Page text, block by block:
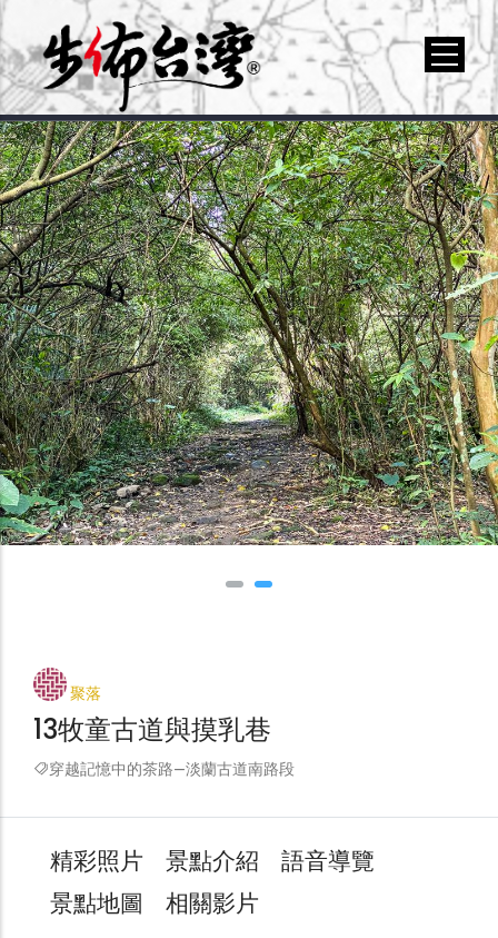
聚落
13牧童古道與摸乳巷
穿越記憶中的茶路—淡蘭古道南路段
精彩照片 景點介紹
語音導覽
景點地圖
相關影片